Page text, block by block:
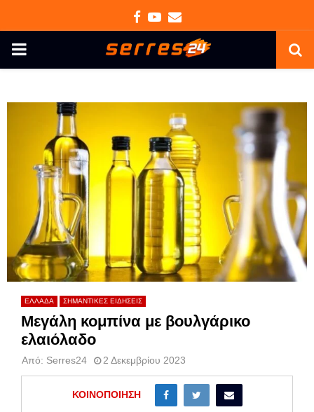
Facebook
Youtube
Email
PRIMARY
ΕΛΛΑΔΑ ΣΗΜΑΝΤΙΚΕΣ ΕΙΔΗΣΕΙΣ
Μεγάλη κομπίνα με βουλγάρικο
ελαιόλαδο
Από: Serres24 2 Δεκεμβρίου 2023
ΚΟΙΝΟΠΟΊΗΣΗ